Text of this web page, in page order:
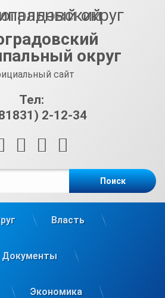
округ
сайт
Тел:
2-12-34
RSS E-mailВКонтакте
Власть
Документы
Экономика